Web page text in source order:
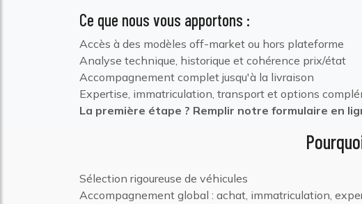
Ce que nous vous apportons :
Accès à des modèles off-market ou hors plateforme
Analyse technique, historique et cohérence prix/état
Accompagnement complet jusqu'à la livraison
Expertise, immatriculation, transport et options
La première étape ? Remplir notre formulaire en
Sélection rigoureuse de véhicules
Accompagnement global : achat, immatriculation,